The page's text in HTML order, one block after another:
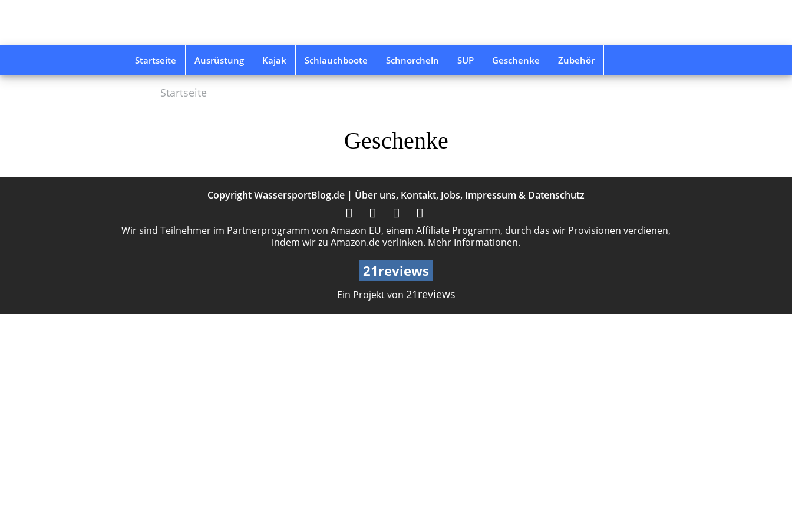
Startseite Ausrüstung Kajak Schlauchboote Schnorcheln SUP Geschenke Zubehör
Startseite
Geschenke
CopyrightWassersportBlog.de | Über uns, Kontakt, Jobs, Impressum & Datenschutz
Wir sind Teilnehmer im Partnerprogramm von Amazon EU, einem Affiliate Programm, durch das wir Provisionen verdienen,
indem wir zu Amazon.de verlinken. Mehr Informationen.
21reviews
Ein Projekt von 21reviews